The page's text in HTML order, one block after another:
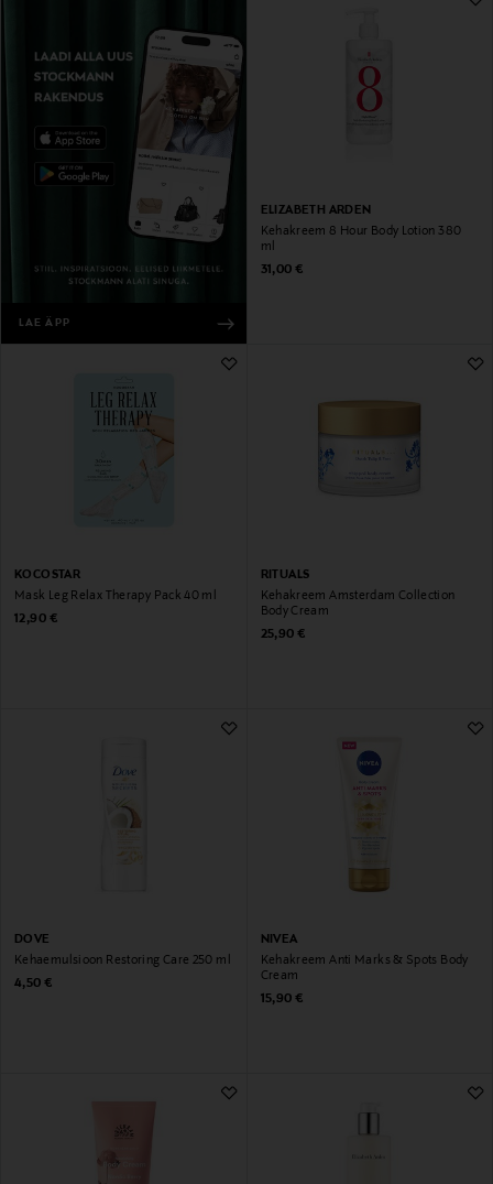
LAE ÄPP
ELIZABETH ARDEN
Kehakreem 8 Hour Body Lotion 380
ml
Original Price
31,00 €
KOCOSTAR
Mask Leg Relax Therapy Pack 40 ml
Original Price
12,90 €
RITUALS
Kehakreem Amsterdam Collection
Body Cream
Original Price
25,90 €
DOVE
Kehaemulsioon Restoring Care 250 ml
Original Price
4,50 €
NIVEA
Kehakreem Anti Marks & Spots Body
Cream
Original Price
15,90 €